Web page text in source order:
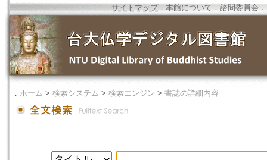
サイトマップ．本館について ． 諮問委員会 ．
． ホーム > 検索システム > 検索エンジン > 書誌の詳細内容